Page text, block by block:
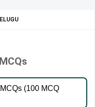
(100 MCQ